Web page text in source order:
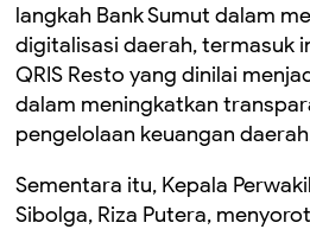
langkah Bank Sumut dalam
digitalisasi daerah, termasuk
QRIS Resto yang dinilai
dalam meningkatkan
pengelolaan keuangan
Sementara itu, Kepala
Sibolga, Riza Putera,